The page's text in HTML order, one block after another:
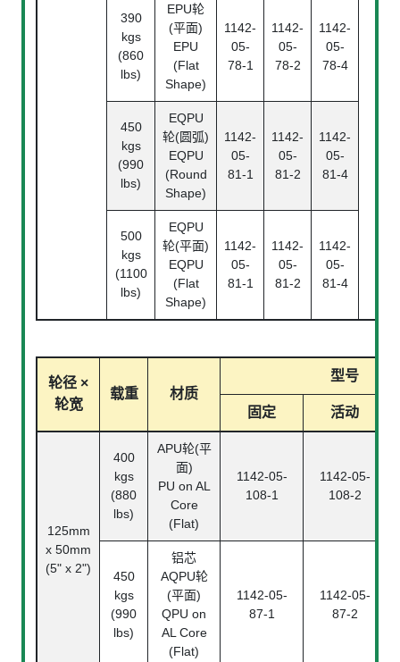
390
kgs
(860
lbs)
EPU轮
(平面)
EPU
(Flat
Shape)
1142-
05-
78-1
1142-
05-
78-2
1142-
05-
78-4
450
kgs
(990
lbs)
EQPU
轮(圆弧)
EQPU
(Round
Shape)
1142-
05-
81-1
1142-
05-
81-2
1142-
05-
81-4
500
kgs
(1100
lbs)
EQPU
轮(平面)
EQPU
(Flat
Shape)
1142-
05-
81-1
1142-
05-
81-2
1142-
05-
81-4
轮径 ×
轮宽
载重 材质
型号
固定 活动
125mm
x 50mm
(5" x 2")
400
kgs
(880
lbs)
APU轮(平
面)
PU on AL
Core
(Flat)
1142-05-
108-1
1142-05-
108-2
450
kgs
(990
lbs)
铝芯
AQPU轮
(平面)
QPU on
AL Core
(Flat)
1142-05-
87-1
1142-05-
87-2